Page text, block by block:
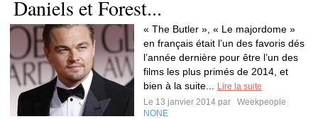
Daniels et Forest...
« The Butler », « Le majordome »
en français était l’un des favoris dés
l’année dernière pour être l’un des
films les plus primés de 2014, et
bien à la suite...
Lire la suite
Le 13 janvier 2014 par
Weekpeople
NONE